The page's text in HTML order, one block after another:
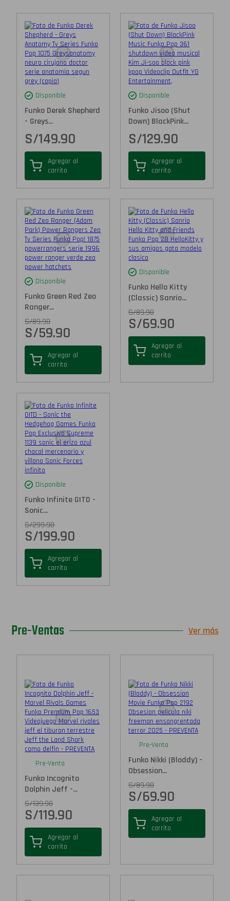
Disponible
Funko Derek Shepherd
- Greys...
S/149.90
Agregar al
carrito
Disponible
Funko Jisoo (Shut
Down) BlackPink...
S/129.90
Agregar al
carrito
Disponible
Funko Green Red Zeo
Ranger...
S/89.90
S/59.90
Agregar al
carrito
Disponible
Funko Hello Kitty
(Classic) Sanrio...
S/89.90
S/69.90
Agregar al
carrito
Disponible
Funko Infinite GITD -
Sonic...
S/299.90
S/199.90
Agregar al
carrito
Pre-Ventas Ver más
Pre-Venta
Funko Incognito
Dolphin Jeff -...
S/139.90
S/119.90
Agregar al
carrito
Pre-Venta
Funko Nikki (Bloddy) -
Obsession...
S/89.90
S/69.90
Agregar al
carrito